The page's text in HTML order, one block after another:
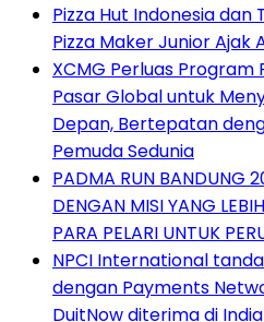
Pizza Hut Indonesia dan
Pizza Maker Junior Ajak
XCMG Perluas Program
Pasar Global untuk
Depan, Bertepatan
Pemuda Sedunia
PADMA RUN BANDUNG
DENGAN MISI YANG
PARA PELARI UNTUK
NPCI International
dengan Payments
DuitNow diterima di